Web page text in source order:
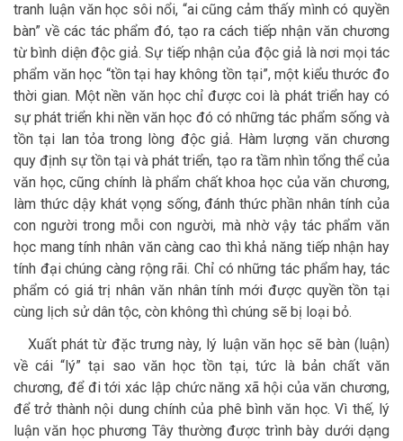
tranh luận văn học sôi nổi, “ai cũng cảm thấy mình có quyền
bàn” về các tác phẩm đó, tạo ra cách tiếp nhận văn chương
từ bình diện độc giả. Sự tiếp nhận của độc giả là nơi mọi tác
phẩm văn học “tồn tại hay không tồn tại”, một kiểu thước đo
thời gian. Một nền văn học chỉ được coi là phát triển hay có
sự phát triển khi nền văn học đó có những tác phẩm sống và
tồn tại lan tỏa trong lòng độc giả. Hàm lượng văn chương
quy định sự tồn tại và phát triển, tạo ra tầm nhìn tổng thể của
văn học, cũng chính là phẩm chất khoa học của văn chương,
làm thức dậy khát vọng sống, đánh thức phần nhân tính của
con người trong mỗi con người, mà nhờ vậy tác phẩm văn
học mang tính nhân văn càng cao thì khả năng tiếp nhận hay
tính đại chúng càng rộng rãi. Chỉ có những tác phẩm hay, tác
phẩm có giá trị nhân văn nhân tính mới được quyền tồn tại
cùng lịch sử dân tộc, còn không thì chúng sẽ bị loại bỏ.
Xuất phát từ đặc trưng này, lý luận văn học sẽ bàn (luận)
về cái “lý” tại sao văn học tồn tại, tức là bản chất văn
chương, để đi tới xác lập chức năng xã hội của văn chương,
để trở thành nội dung chính của phê bình văn học. Vì thế, lý
luận văn học phương Tây thường được trình bày dưới dạng